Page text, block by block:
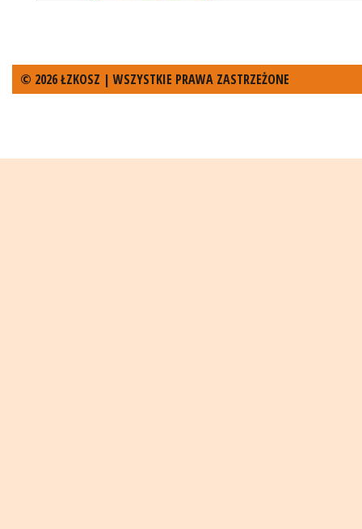
© 2026 ŁZKOSZ | WSZYSTKIE PRAWA ZASTRZEŻONE